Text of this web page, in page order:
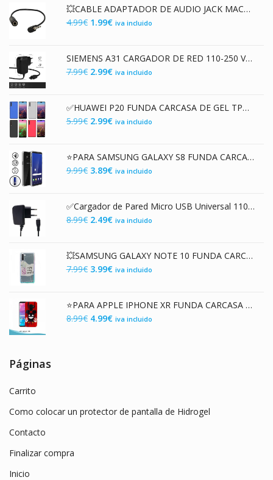
💥CABLE ADAPTADOR DE AUDIO JACK MACHO 2.5mm A JACK 3.5mm HEMBRA
4.99€ El
era:
4.99€.
1.99€El
es:
1.99€.
iva incluido
SIEMENS A31 CARGADOR DE RED 110-250 VAC / 5V DC
7.99€ El
era:
7.99€.
2.99€El
es:
2.99€.
iva incluido
✅HUAWEI P20 FUNDA CARCASA DE GEL TPU MATE
5.99€ El
era:
5.99€.
2.99€El
es:
2.99€.
iva incluido
⭐PARA SAMSUNG GALAXY S8 FUNDA CARCASA DOBLE TRANSPARENTE CON PROTECCION TOTAL 360º
9.99€ El
era:
9.99€.
3.89€El
es:
3.89€.
iva incluido
✅Cargador de Pared Micro USB Universal 110-250 V AC / 5V DC 400mAh
8.99€ El
era:
8.99€.
2.49€El
es:
2.49€.
iva incluido
💥SAMSUNG GALAXY NOTE 10 FUNDA CARCASA DE GEL TPU PREMIUM CON DISEÑO ENJOY EN 3D
7.99€ El
era:
7.99€.
3.99€El
es:
3.99€.
iva incluido
⭐PARA APPLE IPHONE XR FUNDA CARCASA HÍBRIDA PC / TPU PREMIUM CON ESTAMPADO LÁSER 3D RATÓN
8.99€ El
4.99€Eliva incluido
Páginas
Carrito
Como colocar un protector de pantalla de Hidrogel
Contacto
Finalizar compra
Inicio